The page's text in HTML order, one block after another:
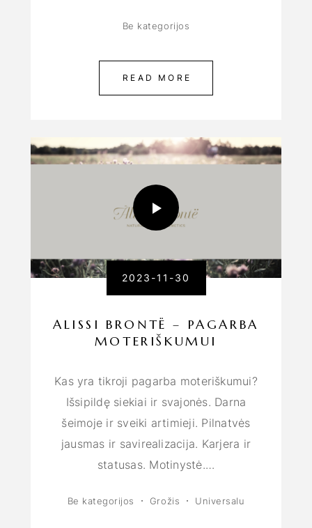
Be kategorijos
READ MORE
2023-11-30
ALISSI BRONTË – PAGARBA
MOTERIŠKUMUI
Kas yra tikroji pagarba moteriškumui?
Išsipildę siekiai ir svajonės. Darna
šeimoje ir sveiki artimieji. Pilnatvės
jausmas ir savirealizacija. Karjera ir
statusas. Motinystė.…
Be kategorijos Grožis Universalu